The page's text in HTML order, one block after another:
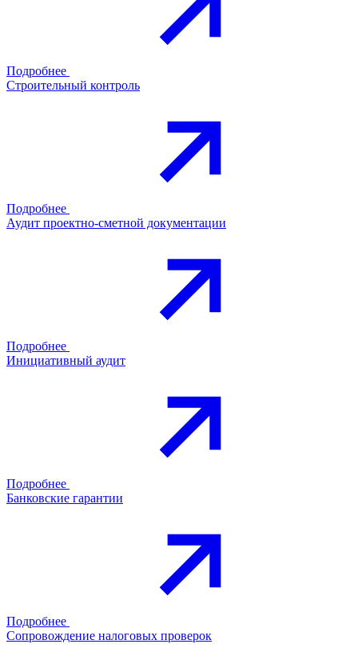
Подробнее
Строительный контроль
Подробнее
Аудит проектно-сметной документации
Подробнее
Инициативный аудит
Подробнее
Банковские гарантии
Подробнее
Сопровождение налоговых проверок